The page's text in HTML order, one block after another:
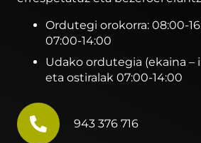
Ordutegi orokorra: 08:00-
07:00-14:00
Udako ordutegia (ekaina –
eta ostiralak 07:00-14:00
943 376 716